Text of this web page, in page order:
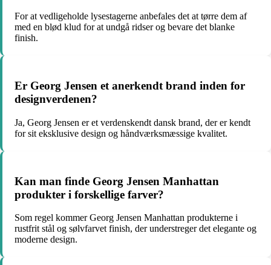
For at vedligeholde lysestagerne anbefales det at tørre dem af
med en blød klud for at undgå ridser og bevare det blanke
finish.
Er Georg Jensen et anerkendt brand inden for
designverdenen?
Ja, Georg Jensen er et verdenskendt dansk brand, der er kendt
for sit eksklusive design og håndværksmæssige kvalitet.
Kan man finde Georg Jensen Manhattan
produkter i forskellige farver?
Som regel kommer Georg Jensen Manhattan produkterne i
rustfrit stål og sølvfarvet finish, der understreger det elegante og
moderne design.